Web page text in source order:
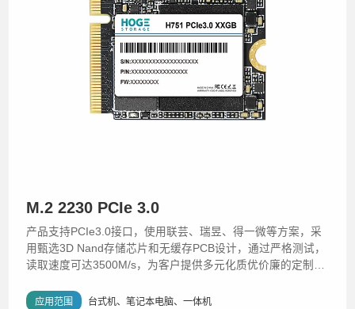
M.2 2230 PCIe 3.0
产品支持PCIe3.0接口，使用联芸、瑞昱、得一微等方案，采
用甄选3D Nand存储芯片和无缓存PCB设计，通过严格测试，
读取速度可达3500M/s，为客户提供多元化质优价廉的定制化
应用范围 台式机、笔记本电脑、一体机